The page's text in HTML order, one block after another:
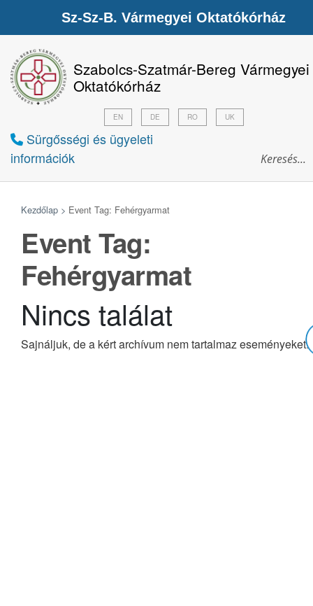
Szabolcs-Szatmár-Bereg Vármegyei
Oktatókórház
Sürgősségi és ügyeleti
információk
EN DE RO UK
Kezdőlap > Event Tag: Fehérgyarmat
Event Tag:
Fehérgyarmat
Nincs találat
Sajnáljuk, de a kért archívum nem tartalmaz eseményeket.
Sz-Sz-B. Vármegyei Oktatókórház